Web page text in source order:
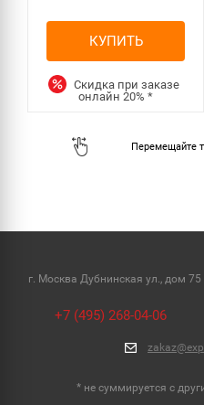
КУПИТЬ
Скидка при заказе
онлайн20%*
г. Москва Дубнинская ул., дом
+7 (495) 268-04-06
* не суммируется с